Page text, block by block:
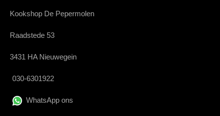
Kookshop De Pepermolen
Raadstede 53
3431 HA Nieuwegein
030-6301922
WhatsApp ons